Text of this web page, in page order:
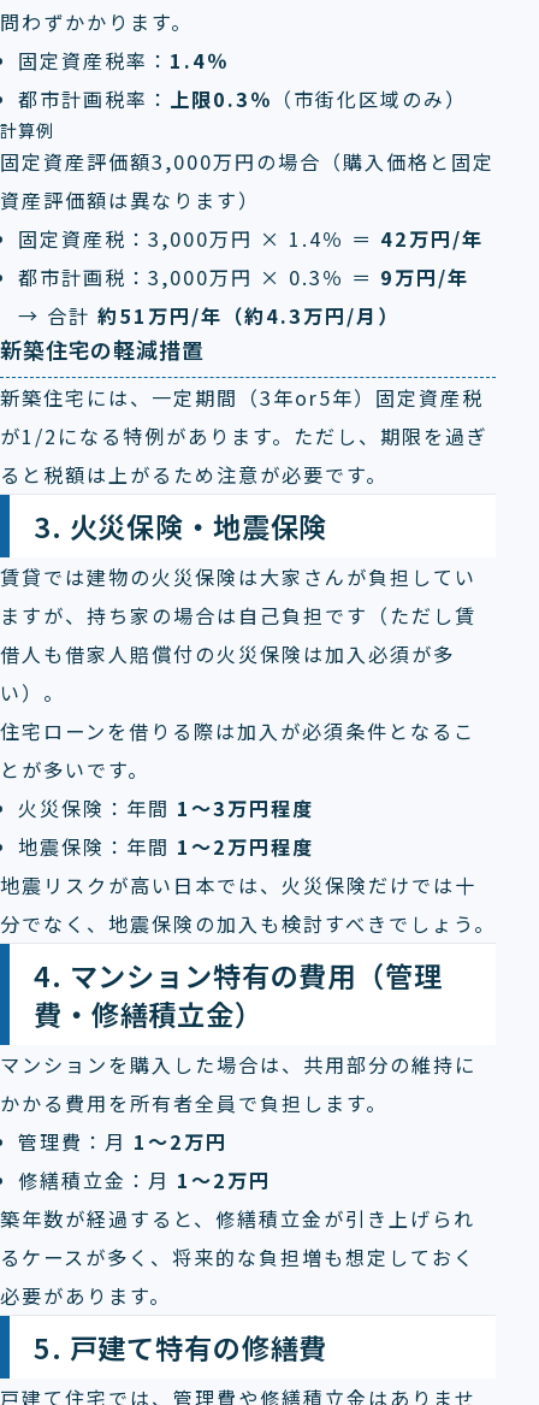
問わずかかります。
固定資産税率： 1.4％
都市計画税率： 上限0.3％ （市街化区域のみ）
計算例
固定資産評価額3,000万円の場合（購入価格と固定
資産評価額は異なります）
固定資産税：3,000万円 × 1.4％ ＝ 42万円/年
都市計画税：3,000万円 × 0.3％ ＝ 9万円/年
→ 合計 約51万円/年（約4.3万円/月）
新築住宅の軽減措置
新築住宅には、一定期間（3年or5年）固定資産税
が1/2になる特例があります。ただし、期限を過ぎ
ると税額は上がるため注意が必要です。
3. 火災保険・地震保険
賃貸では建物の火災保険は大家さんが負担してい
ますが、持ち家の場合は自己負担です（ただし賃
借人も借家人賠償付の火災保険は加入必須が多
い）。
住宅ローンを借りる際は加入が必須条件となるこ
とが多いです。
火災保険：年間 1～3万円程度
地震保険：年間 1～2万円程度
地震リスクが高い日本では、火災保険だけでは十
分でなく、地震保険の加入も検討すべきでしょう。
4. マンション特有の費用（管理
費・修繕積立金）
マンションを購入した場合は、共用部分の維持に
かかる費用を所有者全員で負担します。
管理費：月 1～2万円
修繕積立金：月 1～2万円
築年数が経過すると、修繕積立金が引き上げられ
るケースが多く、将来的な負担増も想定しておく
必要があります。
5. 戸建て特有の修繕費
戸建て住宅では、管理費や修繕積立金はありませ